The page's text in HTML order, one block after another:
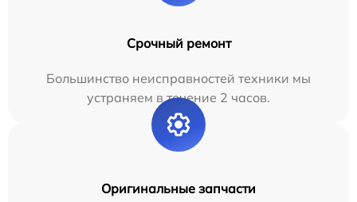
Срочный ремонт
Большинство неисправностей техники мы
устраняем в течение 2 часов.
Оригинальные запчасти